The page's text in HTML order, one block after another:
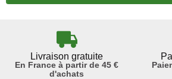
Livraison gratuite
En France à partir de 45 €
d'achats